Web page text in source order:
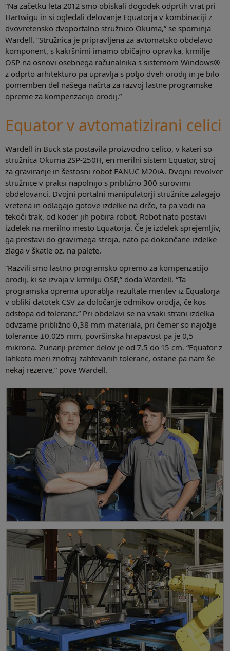
“Na začetku leta 2012 smo obiskali dogodek odprtih vrat pri
Hartwigu in si ogledali delovanje Equatorja v kombinaciji z
dvovretensko dvoportalno stružnico Okuma,” se spominja
Wardell. “Stružnica je pripravljena za avtomatsko obdelavo
komponent, s kakršnimi imamo običajno opravka, krmilje
OSP na osnovi osebnega računalnika s sistemom Windows®
z odprto arhitekturo pa upravlja s potjo dveh orodij in je bilo
pomemben del našega načrta za razvoj lastne programske
opreme za kompenzacijo orodij.”
Equator v avtomatizirani celici
Wardell in Buck sta postavila proizvodno celico, v kateri so
stružnica Okuma 2SP-250H, en merilni sistem Equator, stroj
za graviranje in šestosni robot FANUC M20iA. Dvojni revolver
stružnice v praksi napolnijo s približno 300 surovimi
obdelovanci. Dvojni portalni manipulatorji stružnice zalagajo
vretena in odlagajo gotove izdelke na drčo, ta pa vodi na
tekoči trak, od koder jih pobira robot. Robot nato postavi
izdelek na merilno mesto Equatorja. Če je izdelek sprejemljiv,
ga prestavi do gravirnega stroja, nato pa dokončane izdelke
zlaga v škatle oz. na palete.
“Razvili smo lastno programsko opremo za kompenzacijo
orodij, ki se izvaja v krmilju OSP,” doda Wardell. “Ta
programska oprema uporablja rezultate meritev iz Equatorja
v obliki datotek CSV za določanje odmikov orodja, če kos
odstopa od toleranc.” Pri obdelavi se na vsaki strani izdelka
odvzame približno 0,38 mm materiala, pri čemer so najožje
tolerance ±0,025 mm, površinska hrapavost pa je 0,5
mikrona. Zunanji premer delov je od 7,5 do 15 cm. “Equator z
lahkoto meri znotraj zahtevanih toleranc, ostane pa nam še
nekaj rezerve,” pove Wardell.